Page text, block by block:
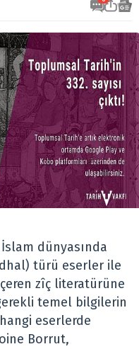
dünyasında
türü eserler ile
zîç literatürüne
temel bilgilerin
eserlerde
Borrut,